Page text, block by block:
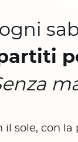
ogni
il sole, con la